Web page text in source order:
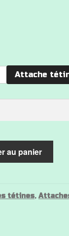
Attache
au panier
tétines,